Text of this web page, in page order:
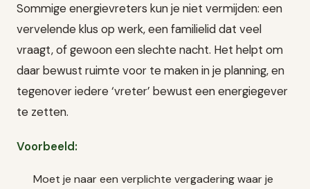
Sommige energievreters kun je niet vermijden: een
vervelende klus op werk, een familielid dat veel
vraagt, of gewoon een slechte nacht. Het helpt om
daar bewust ruimte voor te maken in je planning, en
tegenover iedere ‘vreter’ bewust een energiegever
te zetten.
Voorbeeld:
Moet je naar een verplichte vergadering waar je